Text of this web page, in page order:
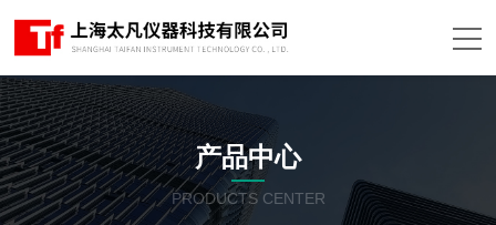
产品中心
PRODUCTS CENTER